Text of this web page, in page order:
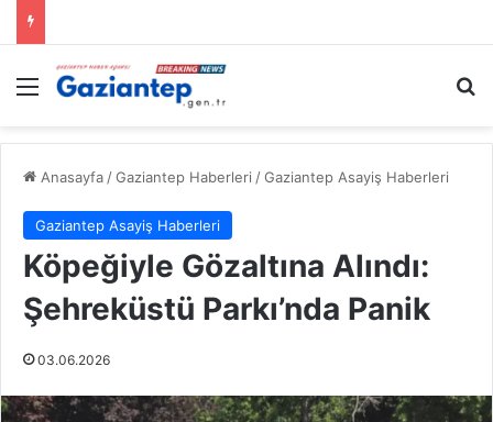
Menü
Anasayfa /Gaziantep Haberleri /Gaziantep Asayiş Haberleri
Gaziantep Asayiş Haberleri
Köpeğiyle Gözaltına Alındı:
Şehreküstü Parkı’nda Panik
03.06.2026